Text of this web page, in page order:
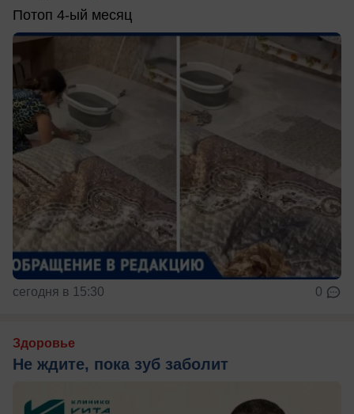
Потоп 4-ый месяц
сегодня в 15:30 0
Здоровье
Не ждите, пока зуб заболит